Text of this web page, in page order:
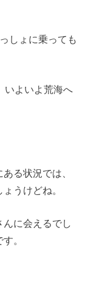
しょに乗っても
いよいよ荒海へ
る状況では、
うけどね。
に会えるでし
。